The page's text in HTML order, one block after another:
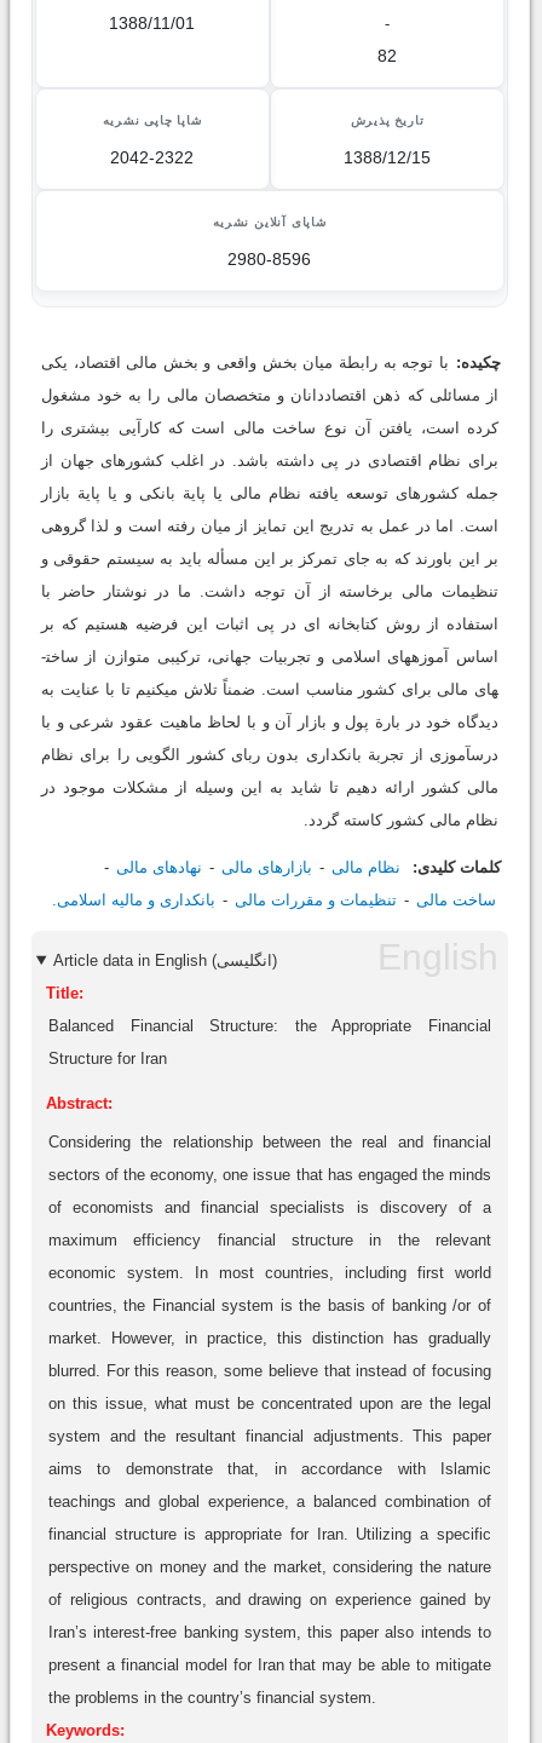
-
82
1388/11/01
تاریخ پذیرش
1388/12/15
شاپا چاپی نشریه
2042-2322
شاپای آنلاین نشریه
2980-8596
چکیده: با توجه به رابطة میان بخش واقعی و بخش مالی اقتصاد، یکی
از مسائلی که ذهن اقتصاددانان و متخصصان مالی را به خود مشغول
کرده است، یافتن آن نوع ساخت مالی است که کارآیی بیشتری را
برای نظام اقتصادی در پی داشته باشد. در اغلب کشورهای جهان از
جمله کشورهای توسعه یافته نظام مالی یا پایة بانکی و یا پایة بازار
است. اما در عمل به تدریج این تمایز از میان رفته است و لذا گروهی
بر این باورند که به جای تمرکز بر این مسأله باید به سیستم حقوقی و
تنظیمات مالی برخاسته از آن توجه داشت. ما در نوشتار حاضر با
استفاده از روش کتابخانه ای در پی اثبات این فرضیه هستیم که بر
اساس آموزه­های اسلامی و تجربیات جهانی، ترکیبی متوازن از ساخت­
های مالی برای کشور مناسب است. ضمناً تلاش می­کنیم تا با عنایت به
دیدگاه خود در بارة پول و بازار آن و با لحاظ ماهیت عقود شرعی و با
درس­آموزی از تجربة بانک­داری بدون ربای کشور الگویی را برای نظام
مالی کشور ارائه دهیم تا شاید به این وسیله از مشکلات موجود در
نظام مالی کشور کاسته گردد.
کلمات کلیدی: نظام مالی بازارهای مالی
نهادهای مالی
ساخت مالی
تنظیمات و مقررات مالی بانکداری و مالیه اسلامی.
Article data in English (انگلیسی)
Title:
Balanced Financial Structure: the Appropriate Financial
Structure for Iran
Abstract:
Considering the relationship between the real and financial
sectors of the economy, one issue that has engaged the minds
of economists and financial specialists is discovery of a
maximum efficiency financial structure in the relevant
economic system. In most countries, including first world
countries, the Financial system is the basis of banking /or of
market. However, in practice, this distinction has gradually
blurred. For this reason, some believe that instead of focusing
on this issue, what must be concentrated upon are the legal
system and the resultant financial adjustments. This paper
aims to demonstrate that, in accordance with Islamic
teachings and global experience, a balanced combination of
financial structure is appropriate for Iran. Utilizing a specific
perspective on money and the market, considering the nature
of religious contracts, and drawing on experience gained by
Iran’s interest-free banking system, this paper also intends to
present a financial model for Iran that may be able to mitigate
the problems in the country’s financial system.
Keywords: